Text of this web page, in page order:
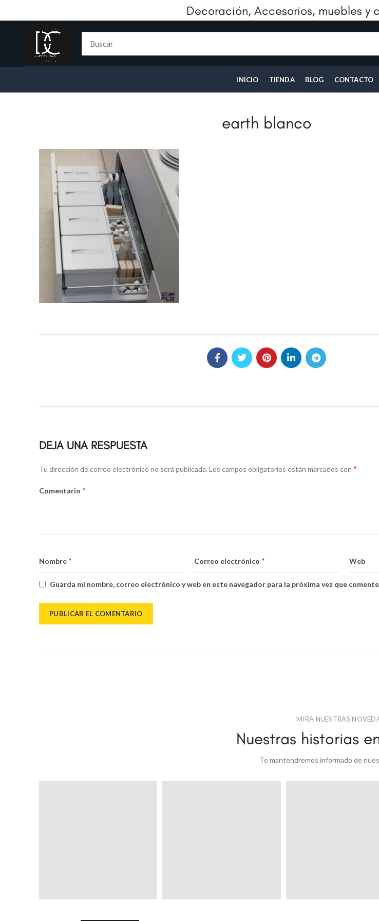
Decoración, Accesorios, muebles y
INICIO TIENDA BLOG CONTACTO
earth blanco
DEJA UNA RESPUESTA
Tu dirección de correo electrónico no será publicada.Los campos obligatorios están marcados con *
Comentario *
Nombre * Correo electrónico * Web
Guarda mi nombre, correo electrónico y web en este navegador para la próxima vez que
Alternative:
MIRA NUESTRAS
Nuestras historias
Te mantendremos informado de